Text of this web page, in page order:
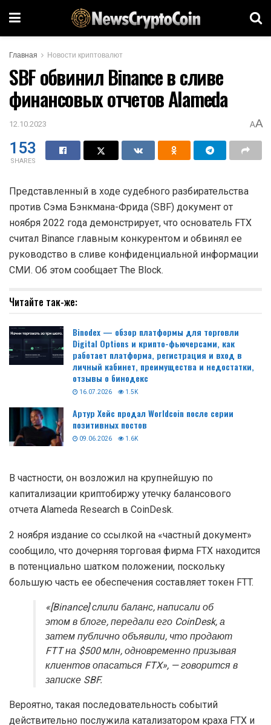
Главная Новости криптовалют
SBF обвинил Binance в сливе
финансовых отчетов Alameda
12.10.2023 AA
153
SHARES
Представленный в ходе судебного разбирательства
против Сэма Бэнкмана-Фрида (SBF) документ от
ноября 2022 года демонстрирует, что основатель FTX
считал Binance главным конкурентом и обвинял ее
руководство в сливе конфиденциальной информации
СМИ. Об этом сообщает The Block.
Читайте так-же:
Binodex — обзор платформы для торговли
Digital Options и крипто-фьючерсами, как
работает платформа, регистрация и вход в
личный кабинет, преимущества и недостатки,
отзывы о бинодекс
16.07.2026 1.5K
Артур Хейс продал Worldcoin после серии
позитивных постов
09.06.2026 1.6K
В частности, он возложил на крупнейшую по
капитализации криптобиржу утечку балансового
отчета Alameda Research в CoinDesk.
2 ноября издание со ссылкой на «частный документ»
сообщило, что дочерняя торговая фирма FTX находится
в потенциально шатком положении, поскольку
большую часть ее обеспечения составляет токен FTT.
«[Binance] слили баланс, написали об
этом в блоге, передали его CoinDesk, а
затем публично объявили, что продают
FTT на $500 млн, одновременно призывая
клиентов опасаться FTX», — говорится в
записке SBF.
Вероятно, такая последовательность событий
действительно послужила катализатором краха FTX и